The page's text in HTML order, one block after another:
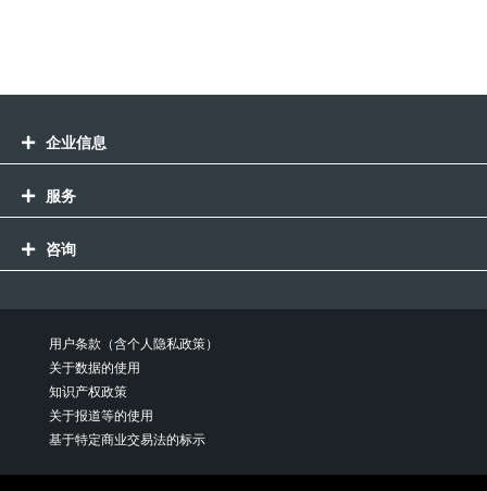
企业信息
服务
咨询
用户条款（含个人隐私政策）
关于数据的使用
知识产权政策
关于报道等的使用
基于特定商业交易法的标示